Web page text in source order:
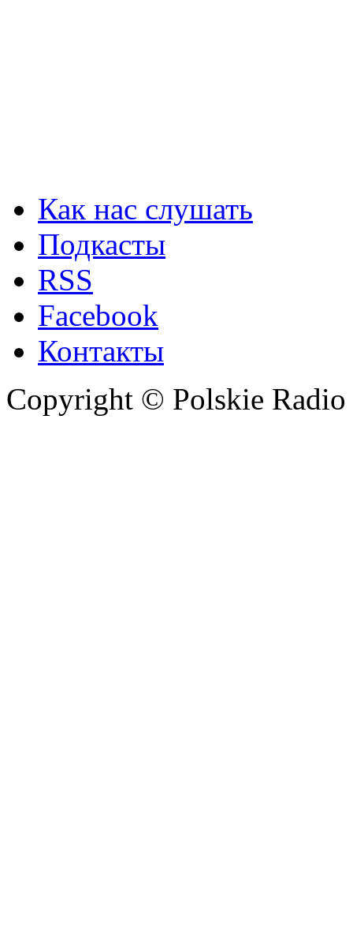
Как нас слушать
Подкасты
RSS
Facebook
Контакты
Copyright © Polskie